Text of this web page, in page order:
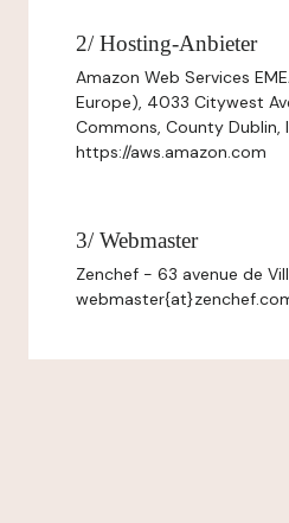
2/ Hosting-Anbieter
Amazon Web Services
Europe), 4033 Citywest
Commons, County Dublin,
https://aws.amazon.com
3/ Webmaster
Zenchef - 63 avenue de